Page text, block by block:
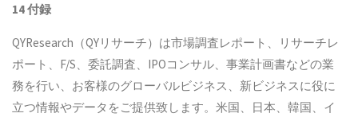
14 付録
QYResearch（QYリサーチ）は市場調査レポート、リサーチレ
ポート、F/S、委託調査、IPOコンサル、事業計画書などの業
務を行い、お客様のグローバルビジネス、新ビジネスに役に
立つ情報やデータをご提供致します。米国、日本、韓国、イ